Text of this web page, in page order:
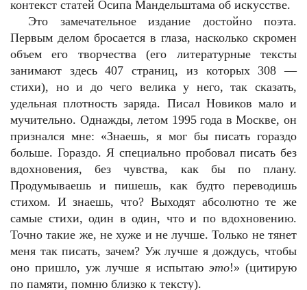
контекст статей Осипа Мандельштама об искусстве.
Это замечательное издание достойно поэта.
Первым делом бросается в глаза, насколько скромен
объем его творчества (его литературные тексты
занимают здесь 407 страниц, из которых 308 —
стихи), но и до чего велика у него, так сказать,
удельная плотность заряда. Писал Новиков мало и
мучительно. Однажды, летом 1995 года в Москве, он
признался мне: «Знаешь, я мог бы писать гораздо
больше. Гораздо. Я специально пробовал писать без
вдохновения, без чувства, как бы по плану.
Продумываешь и пишешь, как будто переводишь
стихом. И знаешь, что? Выходят абсолютно те же
самые стихи, один в один, что и по вдохновению.
Точно такие же, не хуже и не лучше. Только не тянет
меня так писать, зачем? Уж лучше я дождусь, чтобы
оно пришло, уж лучше я испытаю это!» (цитирую
по памяти, помню близко к тексту).